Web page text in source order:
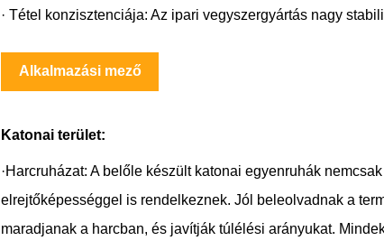
· Tétel konzisztenciája: Az ipari vegyszergyártás nagy
Alkalmazási mező
Katonai terület:
·Harcruházat: A belőle készült katonai egyenruhák
elrejtőképességgel is rendelkeznek. Jól beleolvadnak a
maradjanak a harcban, és javítják túlélési arányukat.